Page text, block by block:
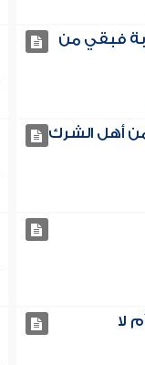
فبقي من
أهل الشرك
لا